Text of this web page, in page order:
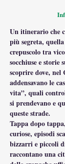
Un itinerario che
più segreta,
crepuscolo tra
socchiuse e storie
scoprire dove, nel
addensavano le
vita”, quali
si prendevano e
queste strade.
Tappa dopo
curiose, episodi
bizzarri e piccoli
raccontano una